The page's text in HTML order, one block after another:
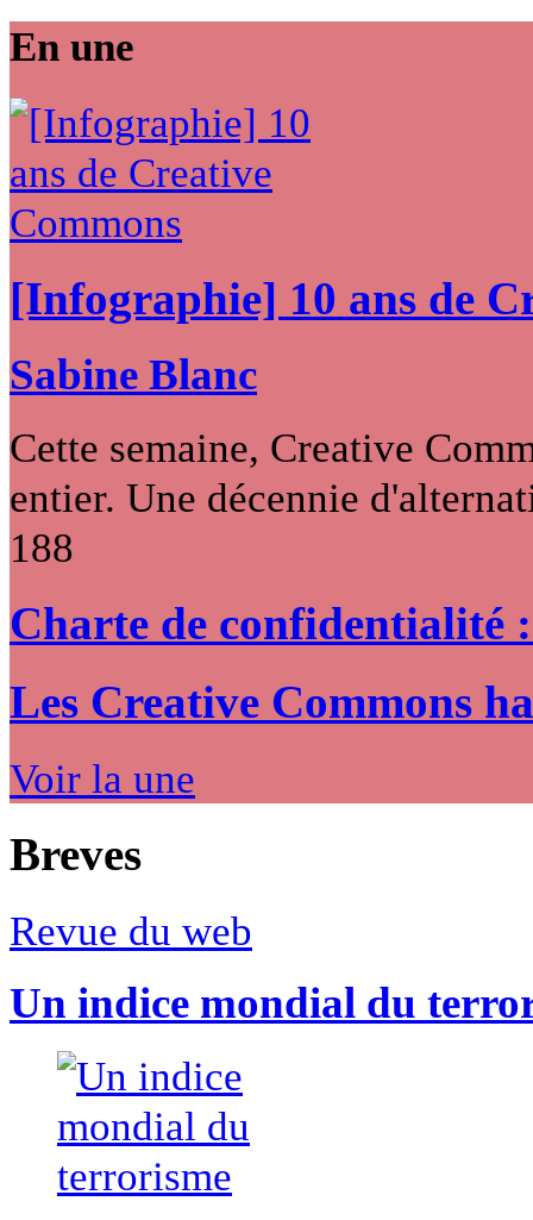
En une
[Infographie] 10 ans de
Sabine Blanc
Cette semaine, Creative
entier. Une décennie
188
Charte de confidentialité
Les Creative Commons
Voir la une
Breves
Revue du web
Un indice mondial du